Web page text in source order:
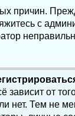
причин.
с
зависит от
нет. Тем не